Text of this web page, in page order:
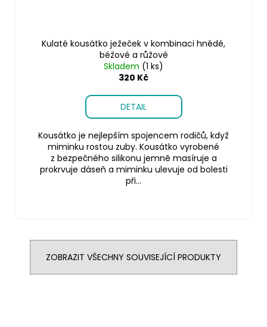
Kulaté kousátko ježeček v kombinaci hnědé,
béžové a růžové
Skladem (1 ks)
320 Kč
DETAIL
Kousátko je nejlepším spojencem rodičů, když
miminku rostou zuby. Kousátko vyrobené
z bezpečného silikonu jemně masíruje a
prokrvuje dáseň a miminku ulevuje od bolesti
při...
ZOBRAZIT VŠECHNY SOUVISEJÍCÍ PRODUKTY